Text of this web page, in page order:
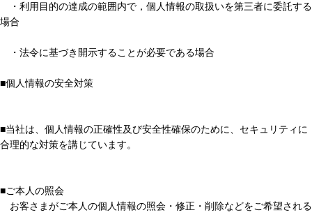
・利用目的の達成の範囲内で，個人情報の取扱いを第三者に委託する
場合
・法令に基づき開示することが必要である場合
■個人情報の安全対策
■当社は、個人情報の正確性及び安全性確保のために、セキュリティに
合理的な対策を講じています。
■ご本人の照会
お客さまがご本人の個人情報の照会・修正・削除などをご希望される